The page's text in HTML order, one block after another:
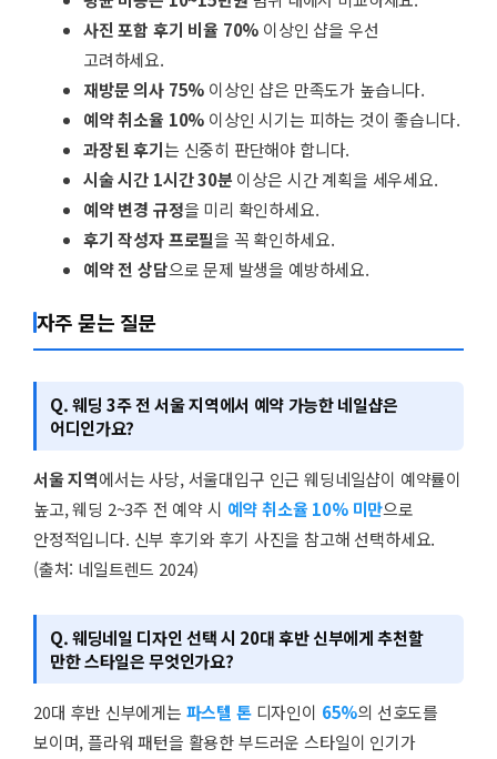
사진 포함 후기 비율 70% 이상인 샵을 우선
고려하세요.
재방문 의사 75% 이상인 샵은 만족도가 높습니다.
예약 취소율 10% 이상인 시기는 피하는 것이 좋습니다.
과장된 후기는 신중히 판단해야 합니다.
시술 시간 1시간 30분이상은 시간 계획을 세우세요.
예약 변경 규정을 미리 확인하세요.
후기 작성자 프로필을 꼭 확인하세요.
예약 전 상담으로 문제 발생을 예방하세요.
자주 묻는 질문
Q. 웨딩 3주 전 서울 지역에서 예약 가능한 네일샵은
어디인가요?
서울 지역에서는 사당, 서울대입구 인근 웨딩네일샵이 예약률이
높고, 웨딩 2~3주 전 예약 시 예약 취소율 10% 미만으로
안정적입니다. 신부 후기와 후기 사진을 참고해 선택하세요.
(출처: 네일트렌드 2024)
Q. 웨딩네일 디자인 선택 시 20대 후반 신부에게 추천할
만한 스타일은 무엇인가요?
20대 후반 신부에게는 파스텔 톤디자인이 65%의 선호도를
보이며, 플라워 패턴을 활용한 부드러운 스타일이 인기가